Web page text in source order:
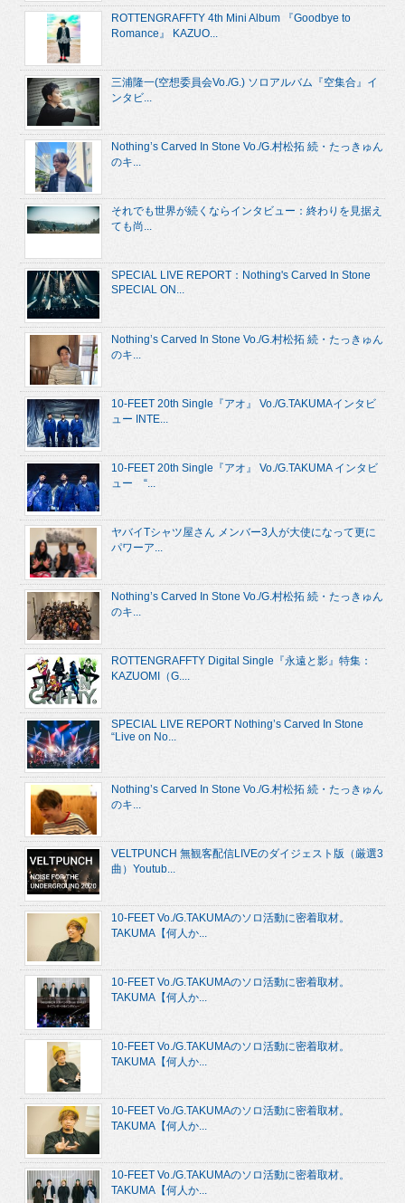
ROTTENGRAFFTY 4th Mini Album 『Goodbye to
Romance』 KAZUO...
三浦隆一(空想委員会Vo./G.) ソロアルバム『空集合』イ
ンタビ...
Nothing’s Carved In Stone Vo./G.村松拓 続・たっきゅん
のキ...
それでも世界が続くならインタビュー：終わりを見据え
ても尚...
SPECIAL LIVE REPORT：Nothing's Carved In Stone
SPECIAL ON...
Nothing’s Carved In Stone Vo./G.村松拓 続・たっきゅん
のキ...
10-FEET 20th Single『アオ』 Vo./G.TAKUMAインタビ
ュー INTE...
10-FEET 20th Single『アオ』 Vo./G.TAKUMA インタビ
ュー “...
ヤバイTシャツ屋さん メンバー3人が大使になって更に
パワーア...
Nothing’s Carved In Stone Vo./G.村松拓 続・たっきゅん
のキ...
ROTTENGRAFFTY Digital Single『永遠と影』特集：
KAZUOMI（G....
SPECIAL LIVE REPORT Nothing’s Carved In Stone
“Live on No...
Nothing’s Carved In Stone Vo./G.村松拓 続・たっきゅん
のキ...
VELTPUNCH 無観客配信LIVEのダイジェスト版（厳選3
曲）Youtub...
10-FEET Vo./G.TAKUMAのソロ活動に密着取材。
TAKUMA【何人か...
10-FEET Vo./G.TAKUMAのソロ活動に密着取材。
TAKUMA【何人か...
10-FEET Vo./G.TAKUMAのソロ活動に密着取材。
TAKUMA【何人か...
10-FEET Vo./G.TAKUMAのソロ活動に密着取材。
TAKUMA【何人か...
10-FEET Vo./G.TAKUMAのソロ活動に密着取材。
TAKUMA【何人か...